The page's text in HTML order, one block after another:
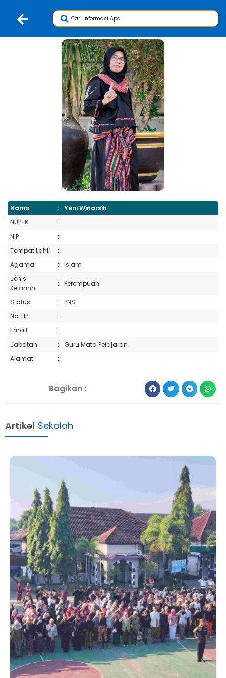
Nama : Yeni Winarsih
NUPTK
:
NIP
:
Tempat Lahir
:
Agama
:
Islam
Jenis
Kelamin
: Perempuan
Status :
PNS
No. HP
:
Email
:
Jabatan
:
Guru Mata Pelajaran
Alamat
:
Bagikan :
Artikel Sekolah